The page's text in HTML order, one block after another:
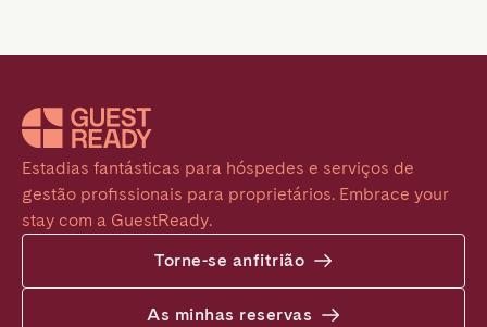
Estadias fantásticas para hóspedes e serviços de
gestão profissionais para proprietários. Embrace your
stay com a GuestReady.
Torne-se anfitrião
As minhas reservas